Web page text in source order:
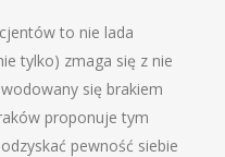
to nie lada
tylko) zmaga się z nie
się brakiem
proponuje tym
pewność siebie